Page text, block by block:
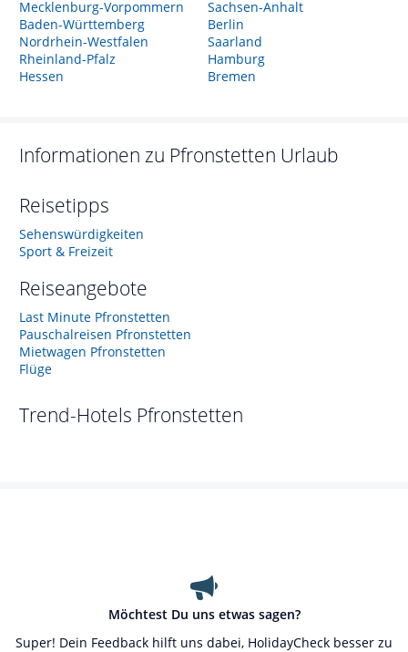
Mecklenburg-Vorpommern
Baden-Württemberg
Nordrhein-Westfalen
Rheinland-Pfalz
Hessen
Sachsen-Anhalt
Berlin
Saarland
Hamburg
Bremen
Informationen zu Pfronstetten Urlaub
Reisetipps
Sehenswürdigkeiten
Sport & Freizeit
Reiseangebote
Last Minute Pfronstetten
Pauschalreisen Pfronstetten
Mietwagen Pfronstetten
Flüge
Trend-Hotels Pfronstetten
Möchtest Du uns etwas sagen?
Super! Dein Feedback hilft uns dabei, HolidayCheck besser zu